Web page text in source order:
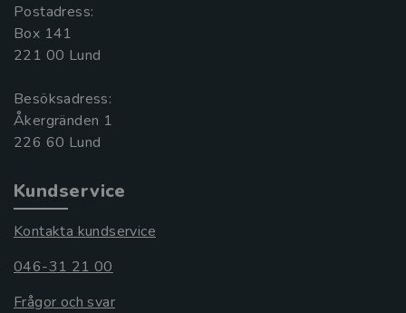
Postadress:
Box 141
221 00 Lund
Besöksadress:
Åkergränden 1
Kundservice
Kontakta kundservice
046-31 21 00
Frågor och svar